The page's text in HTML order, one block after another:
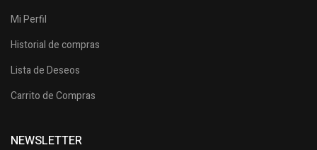
Mi Perfil
Historial de compras
Lista de Deseos
Carrito de Compras
NEWSLETTER